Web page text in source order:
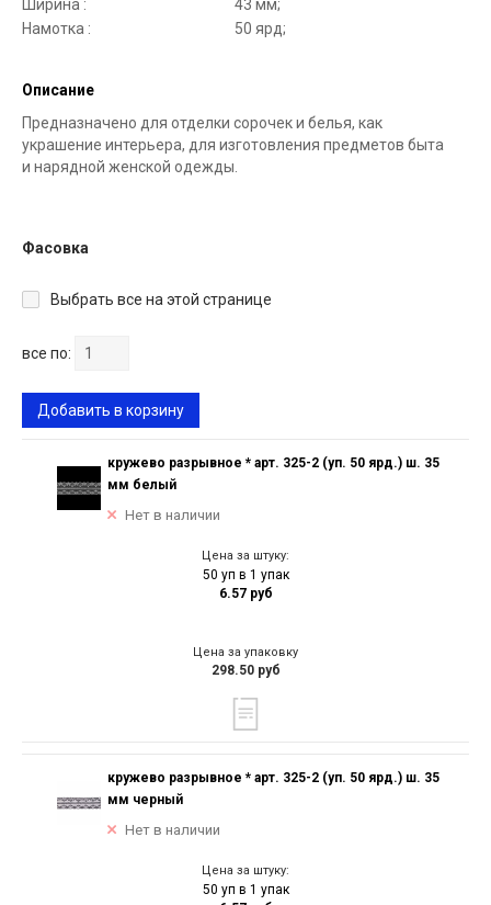
Ширина :
43 мм;
Намотка :
50 ярд;
Описание
Предназначено для отделки сорочек и белья, как
украшение интерьера, для изготовления предметов быта
и нарядной женской одежды.
Фасовка
Выбрать все на этой странице
все по:
Добавить в корзину
кружево разрывное * арт. 325-2 (уп. 50 ярд.) ш. 35
мм белый
Нет в наличии
Цена за штуку:
50 уп в 1 упак
6.57 руб
Цена за упаковку
298.50 руб
кружево разрывное * арт. 325-2 (уп. 50 ярд.) ш. 35
мм черный
Нет в наличии
Цена за штуку:
50 уп в 1 упак